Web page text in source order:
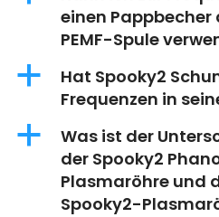
einen Pappbecher
PEMF-Spule
a
Hat Spooky2
Frequenzen in
a
Was ist der
der Spooky2
Plasmaröhre und
Spooky2-